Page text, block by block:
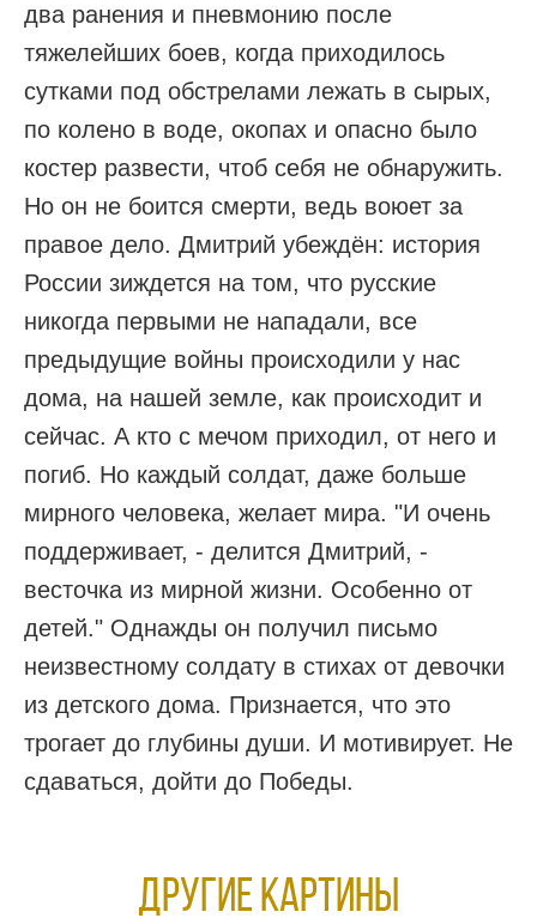
два ранения и пневмонию после
тяжелейших боев, когда приходилось
сутками под обстрелами лежать в сырых,
по колено в воде, окопах и опасно было
костер развести, чтоб себя не обнаружить.
Но он не боится смерти, ведь воюет за
правое дело. Дмитрий убеждён: история
России зиждется на том, что русские
никогда первыми не нападали, все
предыдущие войны происходили у нас
дома, на нашей земле, как происходит и
сейчас. А кто с мечом приходил, от него и
погиб. Но каждый солдат, даже больше
мирного человека, желает мира. "И очень
поддерживает, - делится Дмитрий, -
весточка из мирной жизни. Особенно от
детей." Однажды он получил письмо
неизвестному солдату в стихах от девочки
из детского дома. Признается, что это
трогает до глубины души. И мотивирует. Не
сдаваться, дойти до Победы.
Другие КАРТИНЫ